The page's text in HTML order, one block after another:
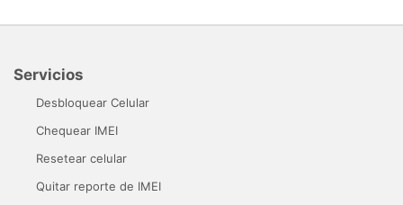
Servicios
Desbloquear Celular
Chequear IMEI
Resetear celular
Quitar reporte de IMEI